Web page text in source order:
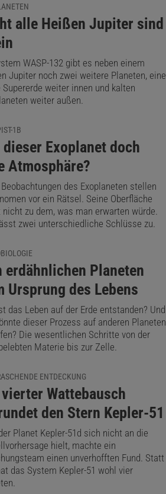
alle Heißen Jupiter sind
WASP-132 gibt es neben einem
Jupiter noch zwei weitere Planeten, eine
Supererde weiter innen und kalten
weiter außen.
1B
dieser Exoplanet doch
Atmosphäre?
des Exoplaneten stellen
vor ein Rätsel. Seine Oberfläche
nicht zu dem, was man erwarten würde.
zwei unterschiedliche Schlüsse zu.
erdähnlichen Planeten
Ursprung des Lebens
das Leben auf der Erde entstanden? Und
dieser Prozess auf anderen Planeten
Die wesentlichen Schritte von der
Materie bis zur Zelle.
ENTDECKUNG
Wattebausch
den Stern Kepler-51
Planet Kepler-51d sich nicht an die
hielt, machte ein
einen unverhofften Fund. Statt
das System Kepler-51 wohl vier